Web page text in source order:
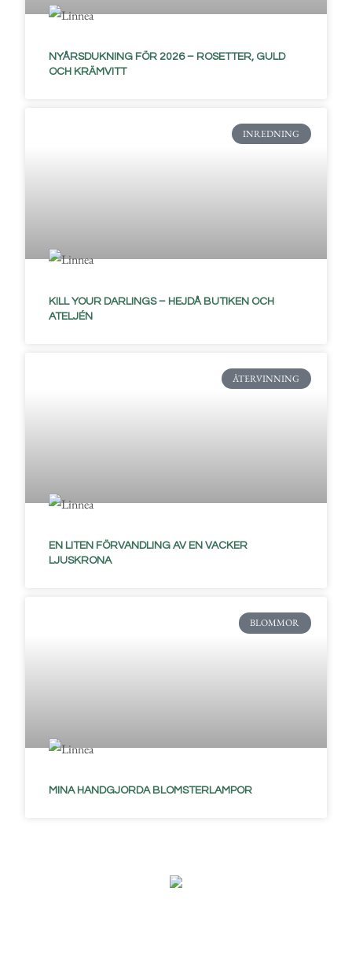
NYÅRSDUKNING FÖR 2026 – ROSETTER, GULD
OCH KRÄMVITT
INREDNING
KILL YOUR DARLINGS – HEJDÅ BUTIKEN OCH
ATELJÉN
ÅTERVINNING
EN LITEN FÖRVANDLING AV EN VACKER
LJUSKRONA
BLOMMOR
MINA HANDGJORDA BLOMSTERLAMPOR